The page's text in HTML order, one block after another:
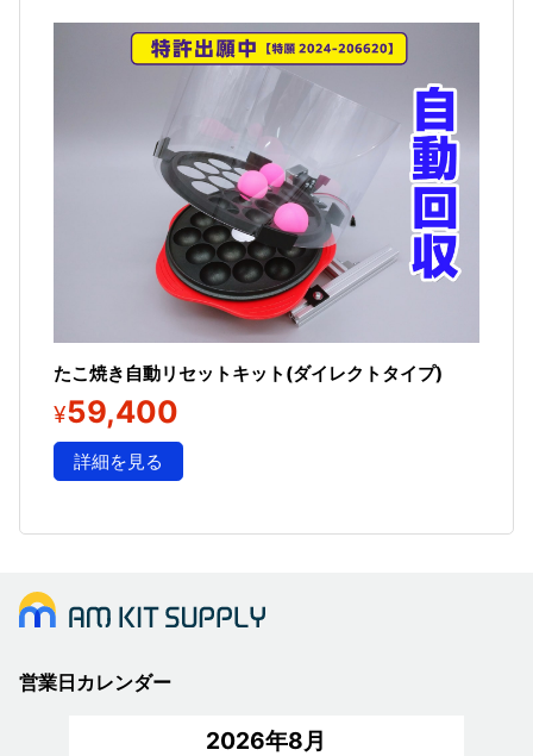
たこ焼き自動リセットキット(ダイレクトタイプ)
¥59,400
詳細を見る
営業日カレンダー
2026年8月